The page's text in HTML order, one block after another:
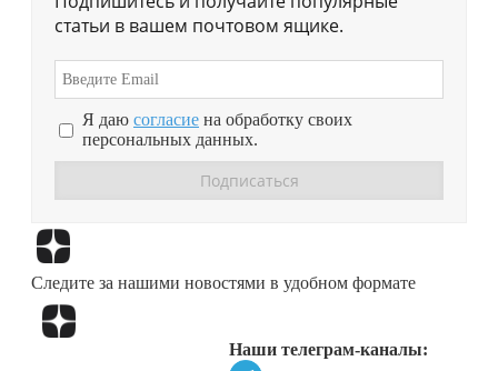
статьи в вашем почтовом ящике.
Я даю согласие на обработку своих
персональных данных.
Следите за нашими новостями в удобном формате
Наши телеграм-каналы: